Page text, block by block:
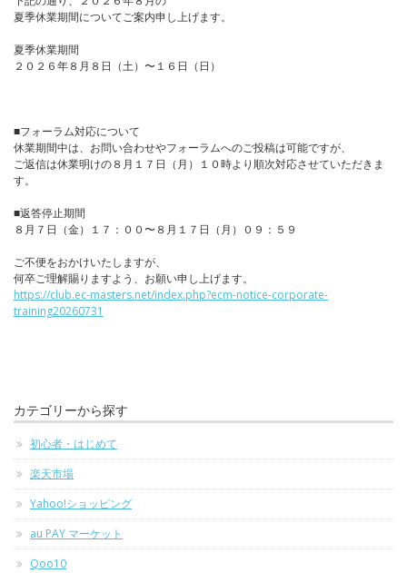
夏季休業期間についてご案内申し上げます。
夏季休業期間
２０２６年８月８日（土）〜１６日（日）
■フォーラム対応について
休業期間中は、お問い合わせやフォーラムへのご投稿は可能ですが、
ご返信は休業明けの８月１７日（月）１０時より順次対応させていただきま
す。
■返答停止期間
８月７日（金）１７：００〜８月１７日（月）０９：５９
ご不便をおかけいたしますが、
何卒ご理解賜りますよう、お願い申し上げます。
https://club.ec-masters.net/index.php?ecm-notice-corporate-
training20260731
カテゴリーから探す
初心者・はじめて
楽天市場
Yahoo!ショッピング
au PAY マーケット
Qoo10